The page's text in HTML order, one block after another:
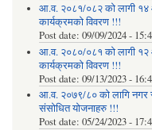
आ.व. २०८१/०८२ को लागी
कार्यक्रमको विवरण !!!
Post date: 09/09/2024 -
आ.व. २०८०/०८१ को लागी
कार्यक्रमको विवरण !!!
Post date: 09/13/2023 -
आ.व. २०७९/८० को लागि नगर
संसोधित योजनाहरु !!!
Post date: 05/24/2023 -